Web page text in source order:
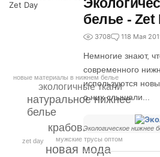
Zet Day
новая мода
крабовый хитин
натуральное нижнее
белье
экологичные ткани
новые материалы в нижнем белье
мужские трусы оптом
zet day
белье - Zet
3708 118 Мая
Немногие знают,
современного
используются
о них слышали...
Экологическое нижнее